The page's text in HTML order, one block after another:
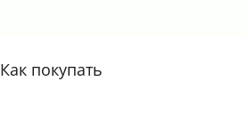
Как покупать